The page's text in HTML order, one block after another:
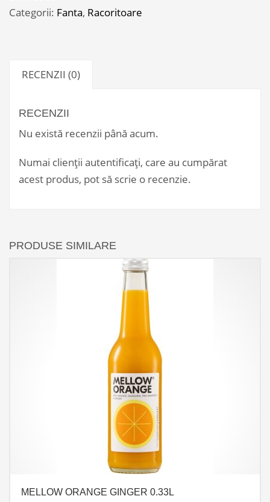
Categorii: Fanta, Racoritoare
RECENZII (0)
RECENZII
Nu există recenzii până acum.
Numai clienții autentificați, care au cumpărat
acest produs, pot să scrie o recenzie.
PRODUSE SIMILARE
MELLOW ORANGE GINGER 0.33L